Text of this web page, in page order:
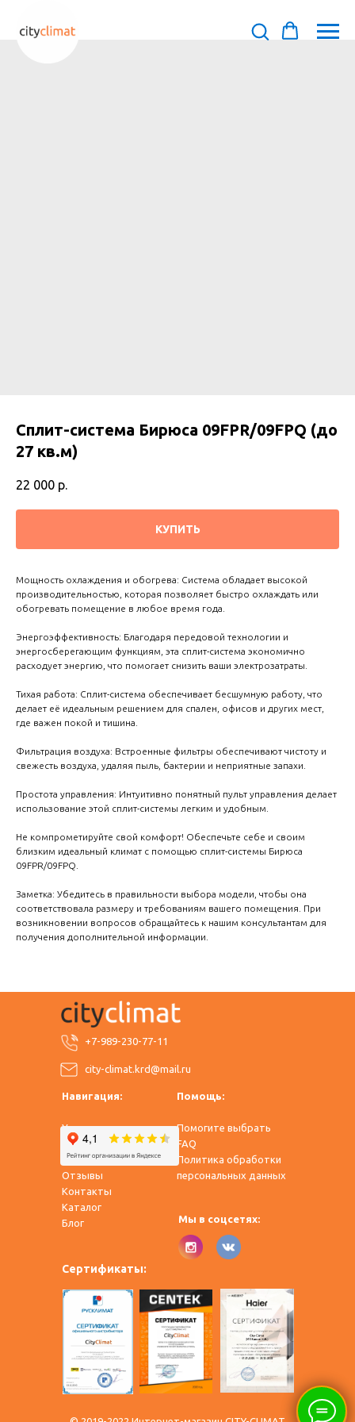
Сплит-система Бирюса 09FPR/09FPQ (до
27 кв.м)
22 000 р.
КУПИТЬ
Мощность охлаждения и обогрева: Система обладает высокой
производительностью, которая позволяет быстро охлаждать или
обогревать помещение в любое время года.
Энергоэффективность: Благодаря передовой технологии и
энергосберегающим функциям, эта сплит-система экономично
расходует энергию, что помогает снизить ваши электрозатраты.
Тихая работа: Сплит-система обеспечивает бесшумную работу, что
делает её идеальным решением для спален, офисов и других мест,
где важен покой и тишина.
Фильтрация воздуха: Встроенные фильтры обеспечивают чистоту и
свежесть воздуха, удаляя пыль, бактерии и неприятные запахи.
Простота управления: Интуитивно понятный пульт управления делает
использование этой сплит-системы легким и удобным.
Не компрометируйте свой комфорт! Обеспечьте себе и своим
близким идеальный климат с помощью сплит-системы Бирюса
09FPR/09FPQ.
Заметка: Убедитесь в правильности выбора модели, чтобы она
соответствовала размеру и требованиям вашего помещения. При
возникновении вопросов обращайтесь к нашим консультантам для
получения дополнительной информации.
Навигация:
Услуги
Оплата и доставка
О нас
Отзывы
Контакты
Каталог
​Блог
city-climat.krd@mail.ru
+7-989-230-77-11
Помощь:
Помогите выбрать
FAQ
Политика обработки
персональных данных
Мы в соцсетях:
Сертификаты: